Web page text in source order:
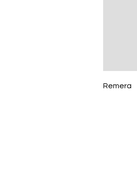
Remera